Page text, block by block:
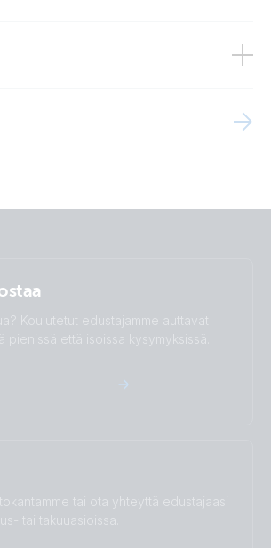
(side)
Station-(top)
Koulutetut edustajamme auttavat
pienissä että isoissa kysymyksissä.
tai ota yhteyttä edustajaasi
tai takuuasioissa.